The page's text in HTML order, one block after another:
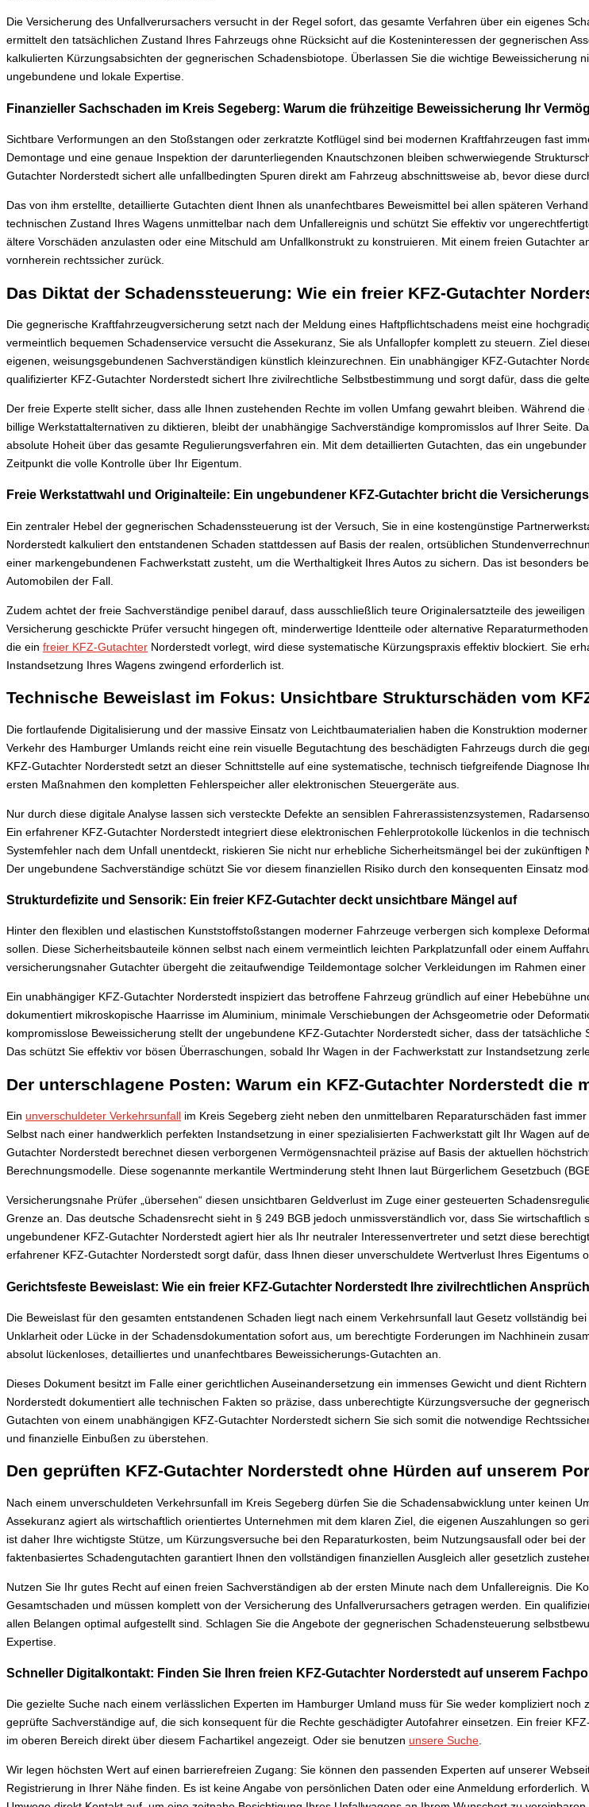
Die Versicherung des Unfallverursachers versucht in der Regel sofort, das gesamte Verfahren über ein eigenes
ermittelt den tatsächlichen Zustand Ihres Fahrzeugs ohne Rücksicht auf die Kosteninteressen der gegnerischen
kalkulierten Kürzungsabsichten der gegnerischen Schadensbiotope. Überlassen Sie die wichtige Beweissicherung
ungebundene und lokale Expertise.
Finanzieller Sachschaden im Kreis Segeberg: Warum die frühzeitige Beweissicherung Ihr
Sichtbare Verformungen an den Stoßstangen oder zerkratzte Kotflügel sind bei modernen Kraftfahrzeugen fast
Demontage und eine genaue Inspektion der darunterliegenden Knautschzonen bleiben schwerwiegende
Gutachter Norderstedt sichert alle unfallbedingten Spuren direkt am Fahrzeug abschnittsweise ab, bevor diese
Das von ihm erstellte, detaillierte Gutachten dient Ihnen als unanfechtbares Beweismittel bei allen späteren
technischen Zustand Ihres Wagens unmittelbar nach dem Unfallereignis und schützt Sie effektiv vor
ältere Vorschäden anzulasten oder eine Mitschuld am Unfallkonstrukt zu konstruieren. Mit einem freien Gutachter
vornherein rechtssicher zurück.
Das Diktat der Schadenssteuerung: Wie ein freier KFZ-Gutachter
Die gegnerische Kraftfahrzeugversicherung setzt nach der Meldung eines Haftpflichtschadens meist eine
vermeintlich bequemen Schadenservice versucht die Assekuranz, Sie als Unfallopfer komplett zu steuern. Ziel
eigenen, weisungsgebundenen Sachverständigen künstlich kleinzurechnen. Ein unabhängiger KFZ-Gutachter
qualifizierter KFZ-Gutachter Norderstedt sichert Ihre zivilrechtliche Selbstbestimmung und sorgt dafür, dass die
Der freie Experte stellt sicher, dass alle Ihnen zustehenden Rechte im vollen Umfang gewahrt bleiben. Während
billige Werkstattalternativen zu diktieren, bleibt der unabhängige Sachverständige kompromisslos auf Ihrer Seite.
absolute Hoheit über das gesamte Regulierungsverfahren ein. Mit dem detaillierten Gutachten, das ein
Zeitpunkt die volle Kontrolle über Ihr Eigentum.
Freie Werkstattwahl und Originalteile: Ein ungebundener KFZ-Gutachter bricht die
Ein zentraler Hebel der gegnerischen Schadenssteuerung ist der Versuch, Sie in eine kostengünstige
Norderstedt kalkuliert den entstandenen Schaden stattdessen auf Basis der realen, ortsüblichen
einer markengebundenen Fachwerkstatt zusteht, um die Werthaltigkeit Ihres Autos zu sichern. Das ist besonders
Automobilen der Fall.
Zudem achtet der freie Sachverständige penibel darauf, dass ausschließlich teure Originalersatzteile des
Versicherung geschickte Prüfer versucht hingegen oft, minderwertige Identteile oder alternative
die ein freier KFZ-Gutachter Norderstedt vorlegt, wird diese systematische Kürzungspraxis effektiv blockiert. Sie
Instandsetzung Ihres Wagens zwingend erforderlich ist.
Technische Beweislast im Fokus: Unsichtbare Strukturschäden vom
Die fortlaufende Digitalisierung und der massive Einsatz von Leichtbaumaterialien haben die Konstruktion
Verkehr des Hamburger Umlands reicht eine rein visuelle Begutachtung des beschädigten Fahrzeugs durch die
KFZ-Gutachter Norderstedt setzt an dieser Schnittstelle auf eine systematische, technisch tiefgreifende Diagnose
ersten Maßnahmen den kompletten Fehlerspeicher aller elektronischen Steuergeräte aus.
Nur durch diese digitale Analyse lassen sich versteckte Defekte an sensiblen Fahrerassistenzsystemen,
Ein erfahrener KFZ-Gutachter Norderstedt integriert diese elektronischen Fehlerprotokolle lückenlos in die
Systemfehler nach dem Unfall unentdeckt, riskieren Sie nicht nur erhebliche Sicherheitsmängel bei der
Der ungebundene Sachverständige schützt Sie vor diesem finanziellen Risiko durch den konsequenten Einsatz
Strukturdefizite und Sensorik: Ein freier KFZ-Gutachter deckt unsichtbare Mängel auf
Hinter den flexiblen und elastischen Kunststoffstoßstangen moderner Fahrzeuge verbergen sich komplexe
sollen. Diese Sicherheitsbauteile können selbst nach einem vermeintlich leichten Parkplatzunfall oder einem
versicherungsnaher Gutachter übergeht die zeitaufwendige Teildemontage solcher Verkleidungen im Rahmen
Ein unabhängiger KFZ-Gutachter Norderstedt inspiziert das betroffene Fahrzeug gründlich auf einer Hebebühne
dokumentiert mikroskopische Haarrisse im Aluminium, minimale Verschiebungen der Achsgeometrie oder
kompromisslose Beweissicherung stellt der ungebundene KFZ-Gutachter Norderstedt sicher, dass der
Das schützt Sie effektiv vor bösen Überraschungen, sobald Ihr Wagen in der Fachwerkstatt zur Instandsetzung
Der unterschlagene Posten: Warum ein KFZ-Gutachter Norderstedt die
Ein unverschuldeter Verkehrsunfall im Kreis Segeberg zieht neben den unmittelbaren Reparaturschäden fast
Selbst nach einer handwerklich perfekten Instandsetzung in einer spezialisierten Fachwerkstatt gilt Ihr Wagen auf
Gutachter Norderstedt berechnet diesen verborgenen Vermögensnachteil präzise auf Basis der aktuellen
Berechnungsmodelle. Diese sogenannte merkantile Wertminderung steht Ihnen laut Bürgerlichem Gesetzbuch
Versicherungsnahe Prüfer „übersehen“ diesen unsichtbaren Geldverlust im Zuge einer gesteuerten
Grenze an. Das deutsche Schadensrecht sieht in § 249 BGB jedoch unmissverständlich vor, dass Sie
ungebundener KFZ-Gutachter Norderstedt agiert hier als Ihr neutraler Interessenvertreter und setzt diese
erfahrener KFZ-Gutachter Norderstedt sorgt dafür, dass Ihnen dieser unverschuldete Wertverlust Ihres Eigentums
Gerichtsfeste Beweislast: Wie ein freier KFZ-Gutachter Norderstedt Ihre zivilrechtlichen
Die Beweislast für den gesamten entstandenen Schaden liegt nach einem Verkehrsunfall laut Gesetz vollständig
Unklarheit oder Lücke in der Schadensdokumentation sofort aus, um berechtigte Forderungen im Nachhinein
absolut lückenloses, detailliertes und unanfechtbares Beweissicherungs-Gutachten an.
Dieses Dokument besitzt im Falle einer gerichtlichen Auseinandersetzung ein immenses Gewicht und dient
Norderstedt dokumentiert alle technischen Fakten so präzise, dass unberechtigte Kürzungsversuche der
Gutachten von einem unabhängigen KFZ-Gutachter Norderstedt sichern Sie sich somit die notwendige
und finanzielle Einbußen zu überstehen.
Den geprüften KFZ-Gutachter Norderstedt ohne Hürden auf unserem
Nach einem unverschuldeten Verkehrsunfall im Kreis Segeberg dürfen Sie die Schadensabwicklung unter keinen
Assekuranz agiert als wirtschaftlich orientiertes Unternehmen mit dem klaren Ziel, die eigenen Auszahlungen so
ist daher Ihre wichtigste Stütze, um Kürzungsversuche bei den Reparaturkosten, beim Nutzungsausfall oder bei
faktenbasiertes Schadengutachten garantiert Ihnen den vollständigen finanziellen Ausgleich aller gesetzlich
Nutzen Sie Ihr gutes Recht auf einen freien Sachverständigen ab der ersten Minute nach dem Unfallereignis. Die
Gesamtschaden und müssen komplett von der Versicherung des Unfallverursachers getragen werden. Ein
allen Belangen optimal aufgestellt sind. Schlagen Sie die Angebote der gegnerischen Schadensteuerung
Expertise.
Schneller Digitalkontakt: Finden Sie Ihren freien KFZ-Gutachter Norderstedt auf unserem
Die gezielte Suche nach einem verlässlichen Experten im Hamburger Umland muss für Sie weder kompliziert
geprüfte Sachverständige auf, die sich konsequent für die Rechte geschädigter Autofahrer einsetzen. Ein freier
im oberen Bereich direkt über diesem Fachartikel angezeigt. Oder sie benutzen unsere Suche.
Wir legen höchsten Wert auf einen barrierefreien Zugang: Sie können den passenden Experten auf unserer
Registrierung in Ihrer Nähe finden. Es ist keine Angabe von persönlichen Daten oder eine Anmeldung